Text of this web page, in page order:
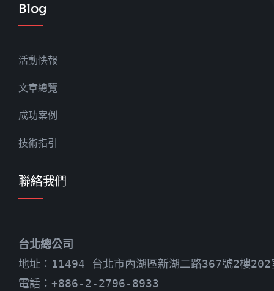
Blog
活動快報
文章總覽
成功案例
技術指引
聯絡我們
台北總公司
地址：11494 台北市內湖區新湖二路367號2樓202
電話：+886-2-2796-8933